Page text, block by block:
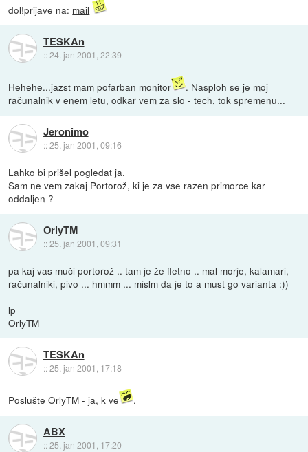
dol!prijave na: mail
TESKAn
::24. jan 2001, 22:39
Hehehe...jazst mam pofarban monitor
. Nasploh se je moj
računalnik v enem letu, odkar vem za slo - tech, tok spremenu...
Jeronimo
::25. jan 2001, 09:16
Lahko bi prišel pogledat ja.
Sam ne vem zakaj Portorož, ki je za vse razen primorce kar
oddaljen ?
OrlyTM
::25. jan 2001, 09:31
pa kaj vas muči portorož .. tam je že fletno .. mal morje, kalamari,
računalniki, pivo ... hmmm ... mislm da je to a must go varianta :))
lp
OrlyTM
TESKAn
::25. jan 2001, 17:18
Poslušte OrlyTM - ja, k ve .
ABX
::25. jan 2001, 17:20